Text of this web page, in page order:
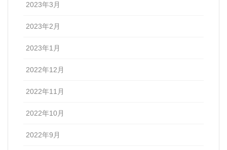
2023年3月
2023年2月
2023年1月
2022年12月
2022年11月
2022年10月
2022年9月